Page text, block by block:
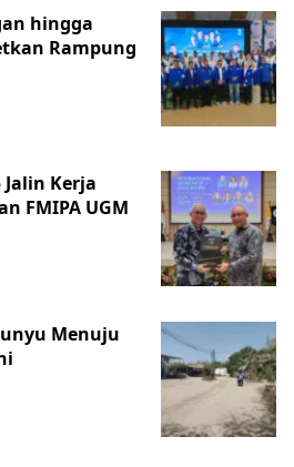
hingga
Rampung
Jalin Kerja
FMIPA UGM
Menuju